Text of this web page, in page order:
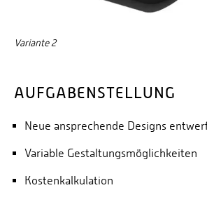
Variante 2
AUFGABENSTELLUNG
Neue ansprechende Designs
Variable Gestaltungsmöglichkeiten
Kostenkalkulation